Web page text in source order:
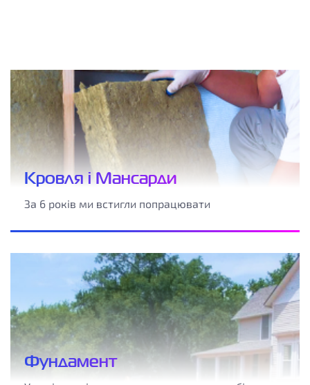
Кровля і Мансарди
За 6 років ми встигли попрацювати
Фундамент